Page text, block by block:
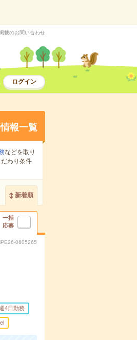
載のお問い合わせ
ログイン
報一覧
などを取り
わり条件
新着順
一括
応募
0605265
4日勤務